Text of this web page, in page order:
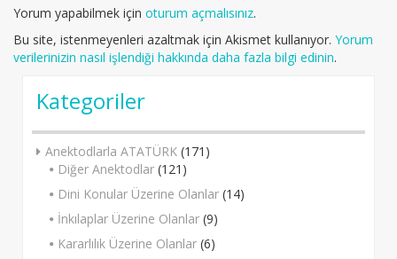
Yorum yapabilmek için oturum açmalısınız.
Bu site, istenmeyenleri azaltmak için Akismet kullanıyor. Yorum
verilerinizin nasıl işlendiği hakkında daha fazla bilgi edinin.
Kategoriler
Anektodlarla ATATÜRK (171)
Diğer Anektodlar (121)
Dini Konular Üzerine Olanlar (14)
İnkılaplar Üzerine Olanlar (9)
Kararlılık Üzerine Olanlar (6)